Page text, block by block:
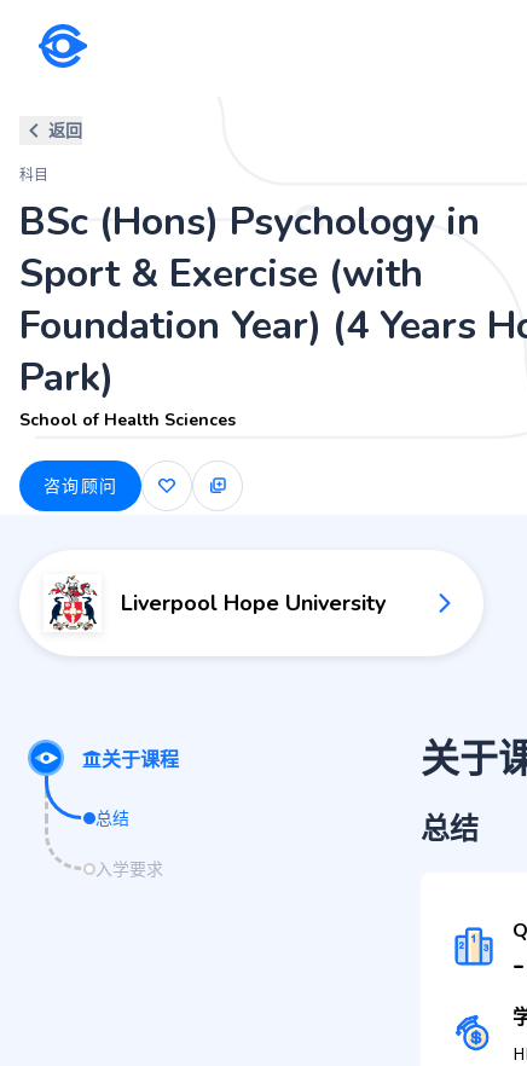
BSc (Hons) Psychology in
返回
科目
BSc (Hons) Psychology in
Sport & Exercise (with
Foundation Year) (4 Years
Park)
School of Health Sciences
咨询顾问
Liverpool Hope University
关于课程
总结
入学要求
关于
总结
-